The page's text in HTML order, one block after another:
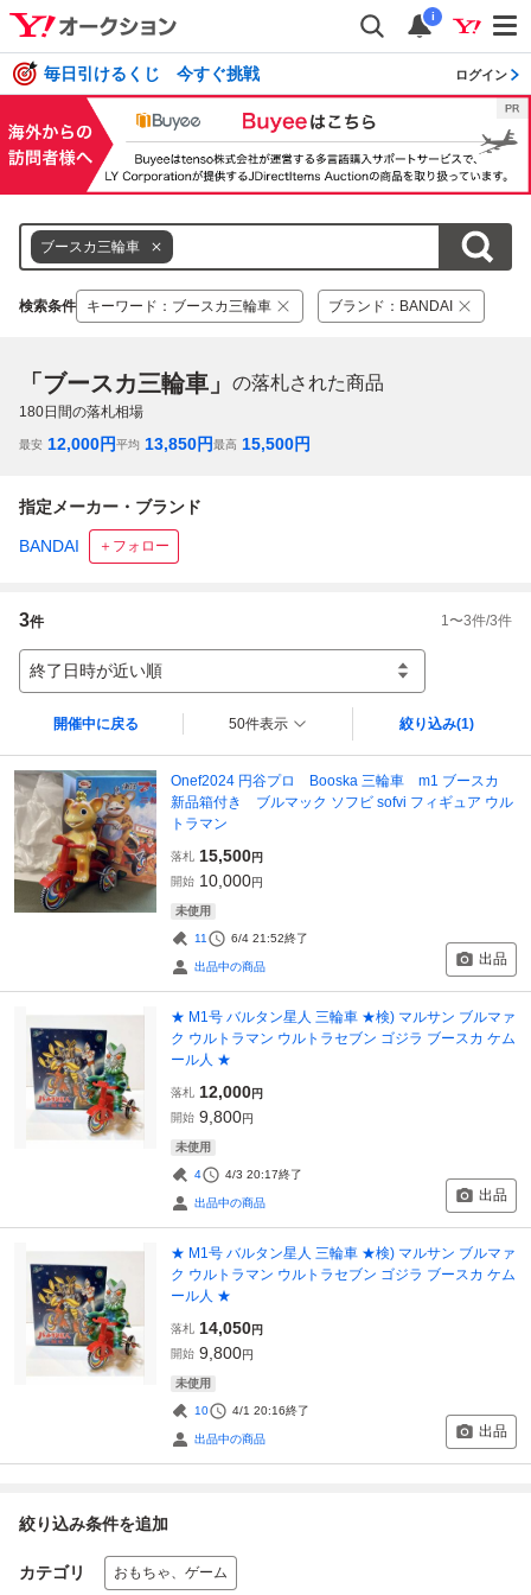
i
毎日引けるくじ 今すぐ挑戦 ログイン
ブースカ三輪車
検索条件 キーワード ： ブースカ三輪車 ブランド ： BANDAI
「ブースカ三輪車」 の落札された商品
180日間の落札相場
最安 12,000円平均 13,850円最高 15,500円
指定メーカー・ブランド
BANDAI ＋フォロー
3件 1 〜3件/3件
終了日時が近い順
開催中に戻る 50件表示 絞り込み(1)
Onef2024 円谷プロ Booska 三輪車 m1 ブースカ
新品箱付き ブルマック ソフビ sofvi フィギュア ウル
トラマン
落札 15,500円
開始 10,000円
未使用
11 6/4 21:52終了
出品中の商品 出品
★ M1号 バルタン星人 三輪車 ★検) マルサン ブルマァ
ク ウルトラマン ウルトラセブン ゴジラ ブースカ ケム
ール人 ★
落札 12,000円
開始 9,800円
未使用
4 4/3 20:17終了
出品中の商品 出品
★ M1号 バルタン星人 三輪車 ★検) マルサン ブルマァ
ク ウルトラマン ウルトラセブン ゴジラ ブースカ ケム
ール人 ★
落札 14,050円
開始 9,800円
未使用
10 4/1 20:16終了
出品中の商品 出品
絞り込み条件を追加
カテゴリ おもちゃ、ゲーム